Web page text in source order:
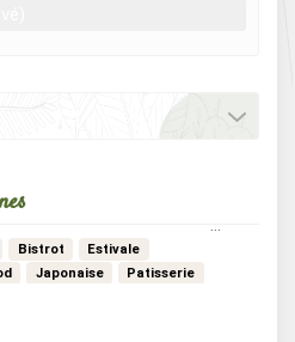
Bistrot
Estivale
Japonaise
Patisserie